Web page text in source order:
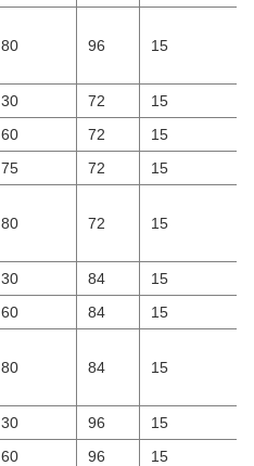
80 96 15
30 72
15
60 72 15
75 72 15
80 72 15
30 84
15
60 84 15
80 84 15
30 96
15
60 96 15